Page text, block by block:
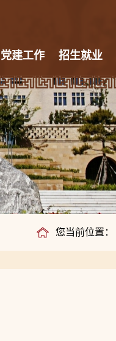
党建工作 招生就业
您当前位置：